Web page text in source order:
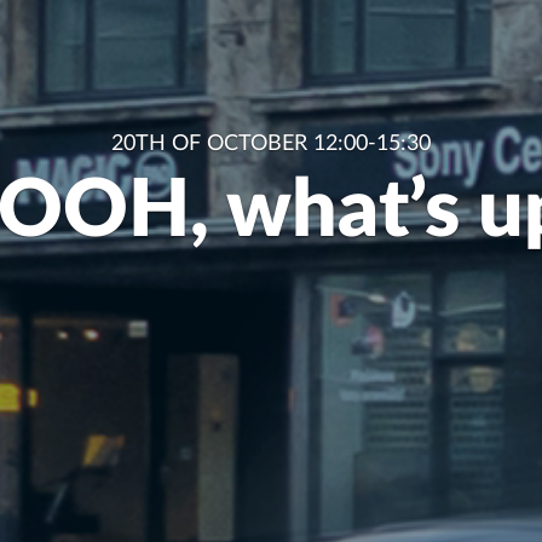
20TH OF OCTOBER 12:00-15:30
what’s